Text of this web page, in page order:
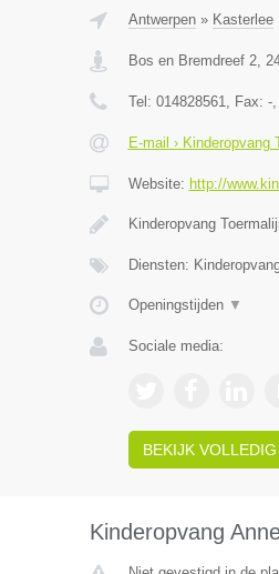
Antwerpen» Kasterlee|
Bos en Bremdreef 2,
Tel: 014828561, Fax: -,
E-mail › Kinderopvang
Website: http://
Kinderopvang
Diensten:
Openingstijden ▼
Sociale media:
BEKIJK VOLLEDIG
Kinderopvang